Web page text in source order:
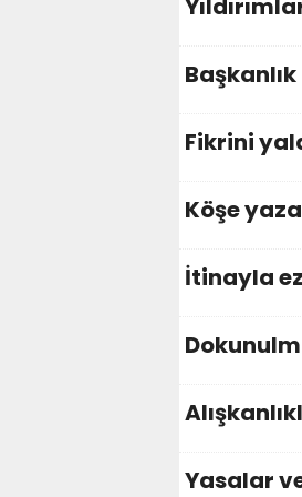
Fikrini
Köşe
İtinayla
Yasalar